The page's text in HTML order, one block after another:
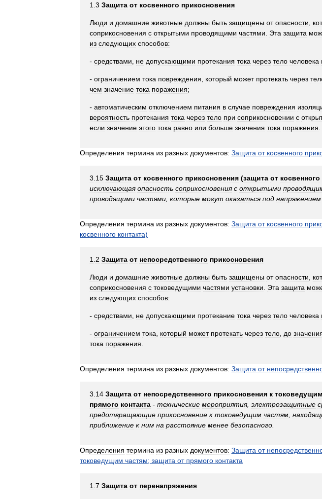
1 3 Защита от косвенного прикосновения
Люди и домашние животные должны быть защищены от опасности
соприкосновения с открытыми проводящими частями Эта защита
из следующих способов:
- средствами не допускающими протекания тока через тело человека
- ограничением тока повреждения который может протекать через
чем значение тока поражения;
- автоматическим отключением питания в случае повреждения
вероятность протекания тока через тело при соприкосновении с
если значение этого тока равно или больше значения тока поражения
Определения термина из разных документов: Защита от косвенного
3 15 Защита от косвенного прикосновения (защита от косвенного
исключающая опасность соприкосновения с открытыми
проводящими частями которые могут оказаться под напряжением
Определения термина из разных документов: Защита от косвенного
косвенного контакта)
1 2 Защита от непосредственного прикосновения
Люди и домашние животные должны быть защищены от опасности
соприкосновения с токоведущими частями установки Эта защита
из следующих способов:
- средствами не допускающими протекание тока через тело человека
- ограничением тока который может протекать через тело до
тока поражения
Определения термина из разных документов: Защита от
3 14 Защита от непосредственного прикосновения к токоведущим
прямого контакта - технические мероприятия, электрозащитные
предотвращающие прикосновение к токоведущим частям
приближение к ним на расстояние менее безопасного
Определения термина из разных документов: Защита от
токоведущим частям; защита от прямого контакта
1 7 Защита от перенапряжения